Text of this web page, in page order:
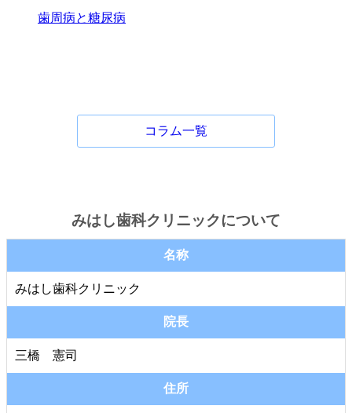
歯周病と糖尿病
コラム一覧
みはし歯科クリニックについて
名称
みはし歯科クリニック
院長
三橋 憲司
住所